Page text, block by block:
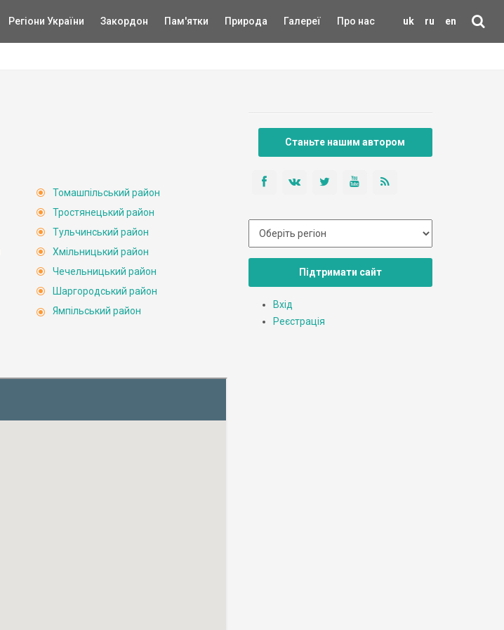
uk ru en
Регіони України Закордон Пам'ятки Природа Галереї Про нас
Томашпільський район
Тростянецький район
Тульчинський район
Хмільницький район
Чечельницький район
Шаргородський район
Ямпільський район
Станьте нашим автором
Підтримати сайт
Вхід
Реєстрація